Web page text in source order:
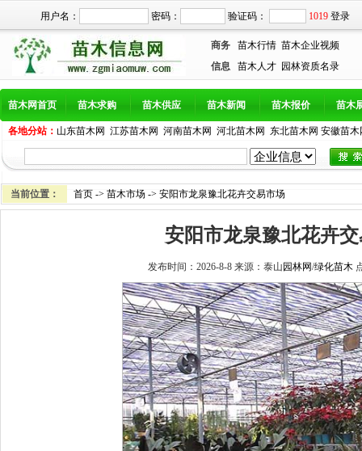
用户名： 密码： 验证码： 1019 登录
商务 苗木行情 苗木企业视频
信息 苗木人才 园林资质名录
苗木网首页 苗木求购 苗木供应 苗木新闻 苗木报价 苗木
各地分站： 山东苗木网 江苏苗木网 河南苗木网 河北苗木网 东北苗木网 安徽苗木
当前位置： 首页 -> 苗木市场 -> 安阳市龙泉豫北花卉交易市场
安阳市龙泉豫北花卉
发布时间：2026-8-8 来源：泰山 园林网/绿化苗木